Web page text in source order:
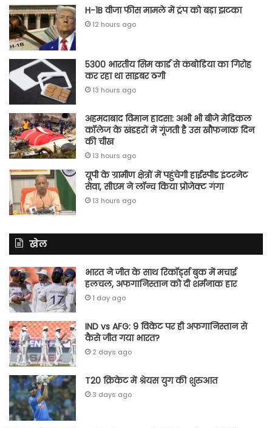
H-1B वीजा फीस मामले में ट्रंप को बड़ा झटका
12 hours ago
5300 भारतीय सिम कार्ड से कंबोडिया का गिरोह
कर रहा था साइबर ठगी
13 hours ago
अहमदाबाद विमान हादसा: अभी भी बीजे मेडिकल
कॉलेज के खंडहरों में गूंजती है उस खौफनाक दिन
की चीख
13 hours ago
यूपी के ग्रामीण क्षेत्रों में पहुंचेगी हाईस्पीड इंटरनेट
सेवा, सीएम ने लॉन्च किया प्रोजेक्ट गंगा
13 hours ago
खेल
भारत ने जीत के साथ रिकॉर्ड्स बुक में मचाई
हलचल, अफगानिस्तान को दी शर्मनाक हार
1 day ago
IND vs AFG: 9 विकेट पर ही अफगानिस्तान से
कैसे जीत गया भारत?
2 days ago
T20 क्रिकेट में श्रेयस युग की शुरुआत
3 days ago